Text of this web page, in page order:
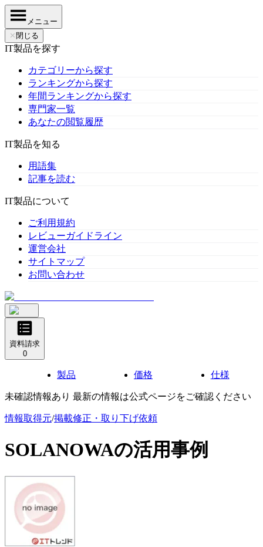
メニュー
✕ 閉じる
IT製品を探す
カテゴリーから探す
ランキングから探す
年間ランキングから探す
専門家一覧
あなたの閲覧履歴
IT製品を知る
用語集
記事を読む
IT製品について
ご利用規約
レビューガイドライン
運営会社
サイトマップ
お問い合わせ
資料請求
0
製品 価格 仕様
未確認情報あり 最新の情報は公式ページをご確認ください
情報取得元/掲載修正・取り下げ依頼
SOLANOWAの活用事例